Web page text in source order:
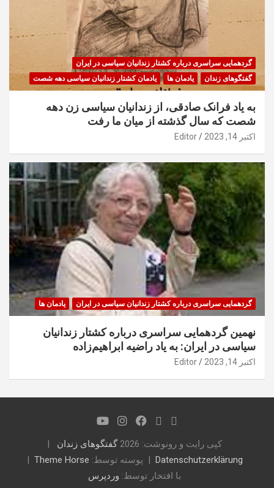
گردهمایی سراسری درباره کشتار زندانیان سیاسی در ایران
گفتگوهای زندان
یادمان ها یادمان کشتار زندانیان سیاسی دهه شصت
به یاد فرانک صادقی، از زندانیان سیاسی زن دهه
شصت که سال گذشته از میان ما رفت
اکتبر 14, 2023 Editor
گردهمایی سراسری درباره کشتار زندانیان سیاسی در ایران یادمان ها
نهمین گردهمایی سراسری درباره کشتار زندانیان
سیاسی در ایران: به یاد راضیه ابراهیم‌زاده
اکتبر 14, 2023 Editor
کپی رایت و رونوشت: 2026
گفتگوهای زندان
Datenschutzerklärung
پوسته توسط: Theme Horse
با افتخار توسط: وردپرس